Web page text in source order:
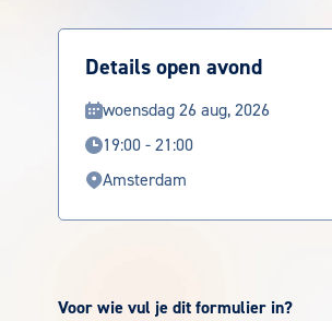
Details open avond
woensdag 26 aug, 2026
19:00 - 21:00
Amsterdam
Voor wie vul je dit formulier in?